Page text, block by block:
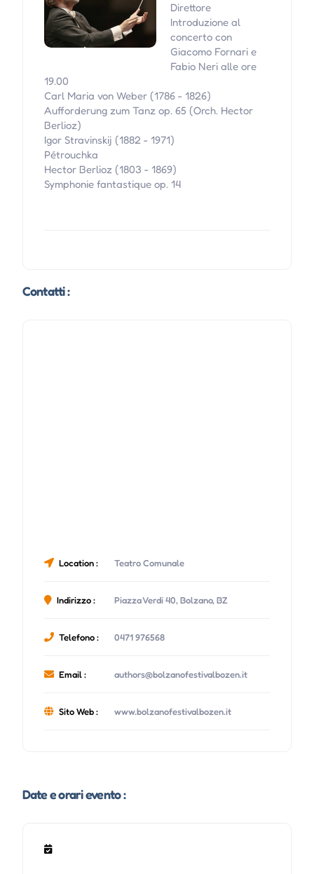
Direttore
Introduzione al
concerto con
Giacomo Fornari e
Fabio Neri alle ore
19.00
Carl Maria von Weber (1786 - 1826)
Aufforderung zum Tanz op. 65 (Orch. Hector
Berlioz)
Igor Stravinskij (1882 - 1971)
Pétrouchka
Hector Berlioz (1803 - 1869)
Symphonie fantastique op. 14
Contatti :
Location : Teatro Comunale
Indirizzo : Piazza Verdi 40, Bolzano, BZ
Telefono : 0471 976568
Email : authors@bolzanofestivalbozen.it
Sito Web : www.bolzanofestivalbozen.it
Date e orari evento :